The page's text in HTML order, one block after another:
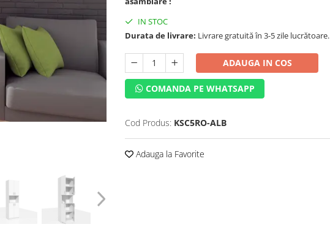
IN STOC
Durata de livrare: Livrare gratuită în 3-5 zile lucrătoare.
ADAUGA IN COS
COMANDA PE WHATSAPP
Cod Produs: KSC5RO-ALB
Adauga la Favorite